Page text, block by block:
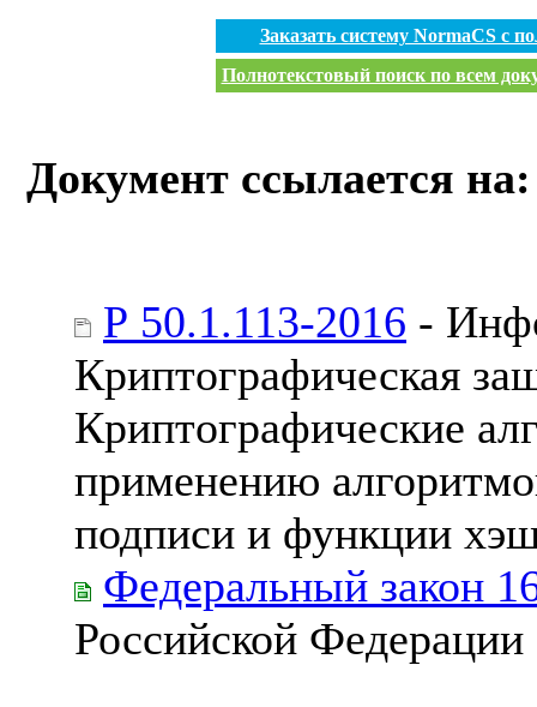
Заказать систему NormaCS с
Полнотекстовый поиск по всем
Документ ссылается на:
Р 50.1.113-2016 -
Криптографическая
Криптографические
применению
подписи и функции
Федеральный закон
Российской Федерации